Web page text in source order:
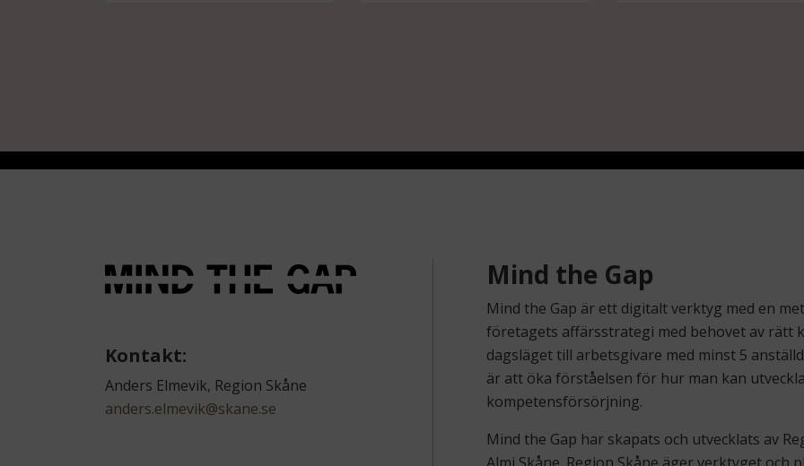
Kontakt:
Anders Elmevik, Region Skåne
anders.elmevik@skane.se
Mind the Gap
Mind the Gap är ett digitalt verktyg med en
företagets affärsstrategi med behovet av rätt
dagsläget till arbetsgivare med minst 5
är att öka förståelsen för hur man kan
kompetensförsörjning.
Mind the Gap har skapats och utvecklats av